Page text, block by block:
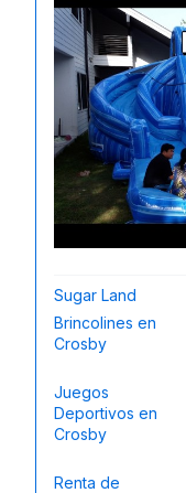
Sugar Land
Brincolines en
Crosby
Juegos
Deportivos en
Crosby
Renta de